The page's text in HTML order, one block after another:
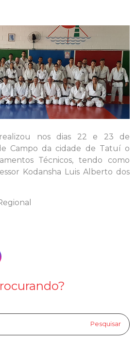
realizou nos dias 22 e 23 de
Campo da cidade de Tatuí o
Técnicos, tendo como
Kodansha Luis Alberto dos